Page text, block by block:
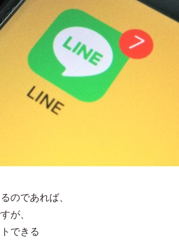
のであれば、
が、
できる